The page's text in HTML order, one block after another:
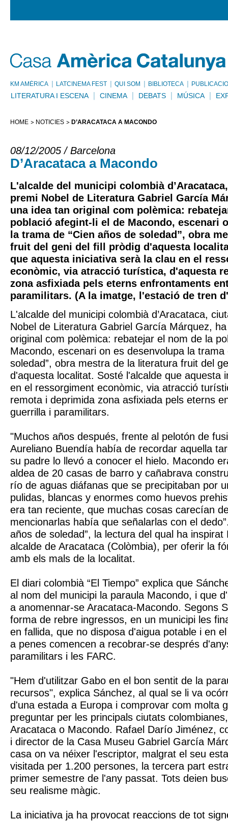
KM AMÈRICA LATCINEMA FEST QUI SOM BIBLIOTECA
LITERATURA I ESCENA CINEMA DEBATS MÚSICA
HOME NOTÍCIES D’ARACATACA A MACONDO
08/12/2005 / Barcelona
D’Aracataca a Macondo
L'alcalde del municipi colombià
premi Nobel de Literatura Gabriel García
una idea tan original com polèmica:
població afegint-li el de Macondo, escenari
la trama de “Cien años de soledad”, obra
fruit del geni del fill pròdig d'aquesta
que aquesta iniciativa serà la clau en el
econòmic, via atracció turística, d'aquesta
zona asfixiada pels eterns enfrontaments
paramilitars. (A la imatge, l'estació de tren
L'alcalde del municipi colombià d’Aracataca,
Nobel de Literatura Gabriel García Márquez,
original com polèmica: rebatejar el nom de la
Macondo, escenari on es desenvolupa la trama
soledad”, obra mestra de la literatura fruit del
d'aquesta localitat. Sosté l'alcalde que aquesta
en el ressorgiment econòmic, via atracció
remota i deprimida zona asfixiada pels eterns
guerrilla i paramilitars.
"Muchos años después, frente al pelotón de
Aureliano Buendía había de recordar aquella
su padre lo llevó a conocer el hielo. Macondo
aldea de 20 casas de barro y cañabrava
río de aguas diáfanas que se precipitaban por
pulidas, blancas y enormes como huevos
era tan reciente, que muchas cosas carecían
mencionarlas había que señalarlas con el
años de soledad”, la lectura del qual ha inspirat
alcalde de Aracataca (Colòmbia), per oferir la
amb els mals de la localitat.
El diari colombià “El Tiempo” explica que
al nom del municipi la paraula Macondo, i que
a anomennar-se Aracataca-Macondo. Segons
forma de rebre ingressos, en un municipi les
en fallida, que no disposa d'aigua potable i en
a penes comencen a recobrar-se després
paramilitars i les FARC.
"Hem d'utilitzar Gabo en el bon sentit de la
recursos", explica Sánchez, al qual se li va
d'una estada a Europa i comprovar com molta
preguntar per les principals ciutats
Aracataca o Macondo. Rafael Darío Jiménez,
i director de la Casa Museu Gabriel García
casa on va néixer l'escriptor, malgrat el seu
visitada per 1.200 persones, la tercera part
primer semestre de l'any passat. Tots deien
seu realisme màgic.
La iniciativa ja ha provocat reaccions de tot